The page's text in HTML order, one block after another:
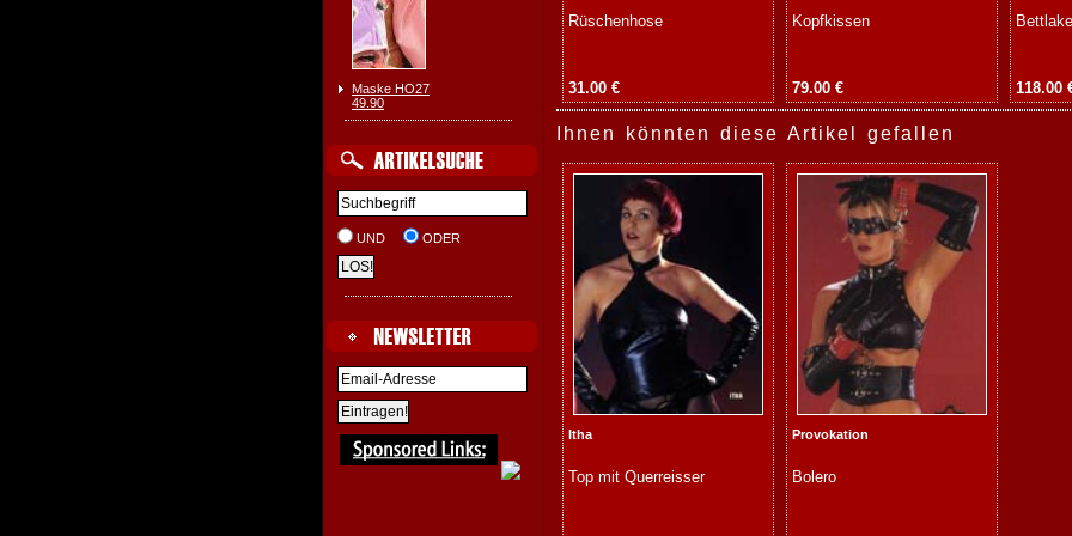
Maske HO27
49.90
UND ODER
Rüschenhose
31.00 €
Kopfkissen
79.00 € 118.00
Ihnen könnten diese Artikel gefallen
Itha
Top mit Querreisser
Provokation
Bolero